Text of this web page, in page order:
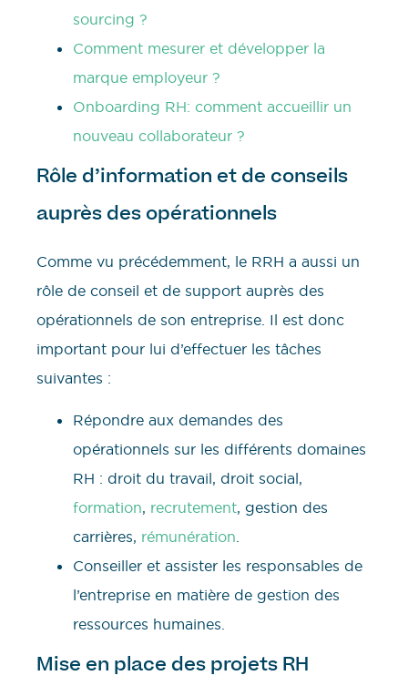
sourcing ?
Comment mesurer et développer la
marque employeur ?
Onboarding RH: comment accueillir un
nouveau collaborateur ?
Rôle d’information et de conseils
auprès des opérationnels
Comme vu précédemment, le RRH a aussi un
rôle de conseil et de support auprès des
opérationnels de son entreprise. Il est donc
important pour lui d’effectuer les tâches
suivantes :
Répondre aux demandes des
opérationnels sur les différents domaines
RH : droit du travail, droit social,
formation, recrutement, gestion des
carrières, rémunération
Conseiller et assister les responsables de
l’entreprise en matière de gestion des
ressources humaines.
Mise en place des projets RH